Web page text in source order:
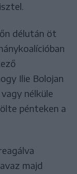
délután öt
Ilie Bolojan
nélküle
pénteken a
majd